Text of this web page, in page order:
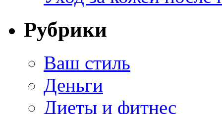
Рубрики
Ваш стиль
Деньги
Диеты и фитнес